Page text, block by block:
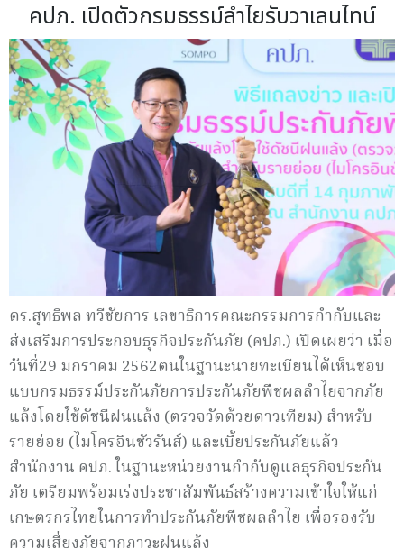
คปภ. เปิดตัวกรมธรรม์ลำไยรับวาเลนไทน์
ดร.สุทธิพล ทวีชัยการ เลขาธิการคณะกรรมการกำกับและ
ส่งเสริมการประกอบธุรกิจประกันภัย (คปภ.) เปิดเผยว่า เมื่อ
วันที่29 มกราคม 2562ตนในฐานะนายทะเบียนได้เห็นชอบ
แบบกรมธรรม์ประกันภัยการประกันภัยพืชผลลำไยจากภัย
แล้งโดยใช้ดัชนีฝนแล้ง (ตรวจวัดด้วยดาวเทียม) สำหรับ
รายย่อย (ไมโครอินชัวรันส์) และเบี้ยประกันภัยแล้ว
สำนักงาน คปภ. ในฐานะหน่วยงานกำกับดูแลธุรกิจประกัน
ภัย เตรียมพร้อมเร่งประชาสัมพันธ์สร้างความเข้าใจให้แก่
เกษตรกรไทยในการทำประกันภัยพืชผลลำไย เพื่อรองรับ
ความเสี่ยงภัยจากภาวะฝนแล้ง